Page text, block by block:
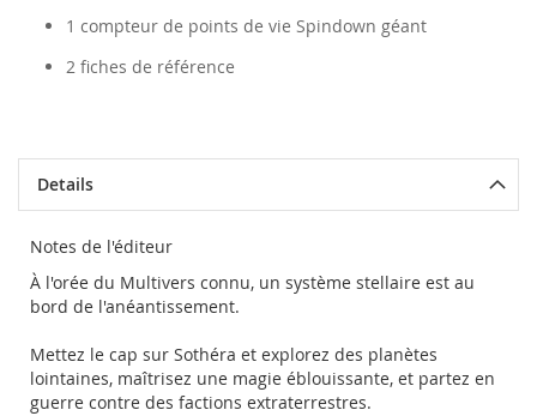
1 compteur de points de vie Spindown géant
2 fiches de référence
Details
Notes de l'éditeur
À l'orée du Multivers connu, un système stellaire est au
bord de l'anéantissement.
Mettez le cap sur Sothéra et explorez des planètes
lointaines, maîtrisez une magie éblouissante, et partez en
guerre contre des factions extraterrestres.